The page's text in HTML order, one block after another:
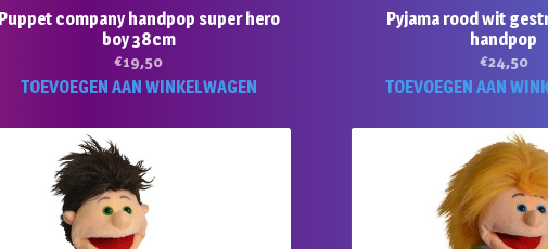
Puppet company handpop super hero
boy 38cm
€19,50
TOEVOEGEN AAN WINKELWAGEN
Pyjama rood wit
handpop
€24,50
TOEVOEGEN AAN